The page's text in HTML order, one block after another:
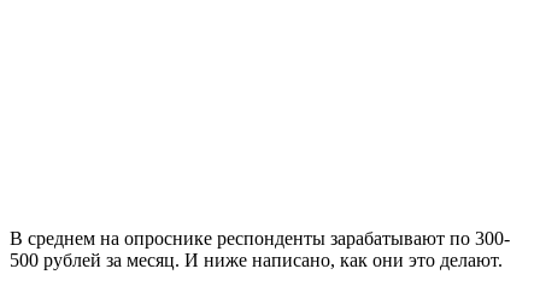
В среднем на опроснике респонденты зарабатывают по 300-
500 рублей за месяц. И ниже написано, как они это делают.